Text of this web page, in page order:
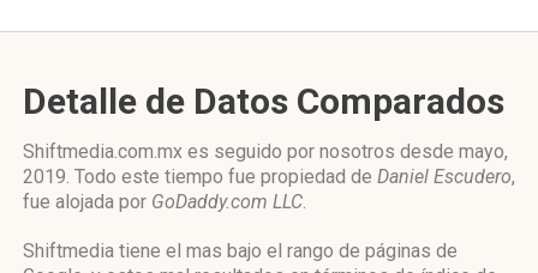
Detalle de Datos Comparados
Shiftmedia.com.mx es seguido por nosotros desde mayo,
2019. Todo este tiempo fue propiedad de Daniel Escudero,
fue alojada por GoDaddy.com LLC.
Shiftmedia tiene el mas bajo el rango de páginas de